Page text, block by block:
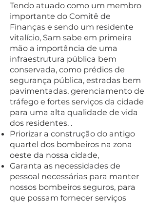
Tendo atuado como um membro
importante do Comitê de
Finanças e sendo um residente
vitalício, Sam sabe em primeira
mão a importância de uma
infraestrutura pública bem
conservada, como prédios de
segurança pública, estradas bem
pavimentadas, gerenciamento de
tráfego e fortes serviços da cidade
para uma alta qualidade de vida
dos residentes. .
Priorizar a construção do antigo
quartel dos bombeiros na zona
oeste da nossa cidade,
Garanta as necessidades de
pessoal necessárias para manter
nossos bombeiros seguros, para
que possam fornecer serviços